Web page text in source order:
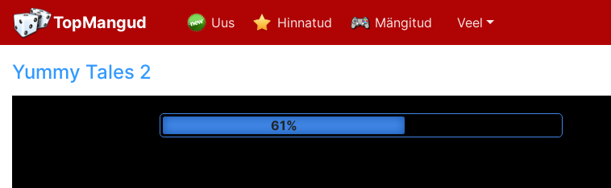
TopMangud Uus Hinnatud Mängitud Veel
Yummy Tales 2
71%